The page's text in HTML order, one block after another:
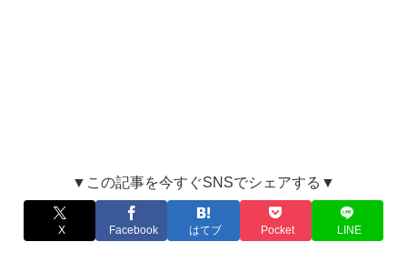
▼この記事を今すぐSNSでシェアする▼
X Facebook はてブ Pocket LINE